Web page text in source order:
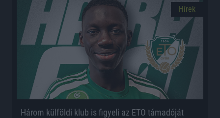
Hírek
Három külföldi klub is figyeli az ETO támadóját